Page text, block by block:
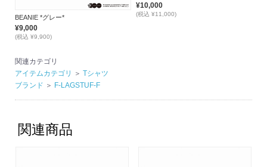
BEANIE *グレー*
¥9,000
(税込 ¥9,900)
¥10,000
(税込 ¥11,000)
関連カテゴリ
アイテムカテゴリ
＞ Tシャツ
ブランド ＞ F-LAGSTUF-F
関連商品